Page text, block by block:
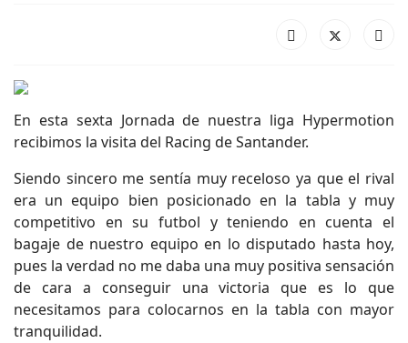
En esta sexta Jornada de nuestra liga Hypermotion
recibimos la visita del Racing de Santander.
Siendo sincero me sentía muy receloso ya que el rival
era un equipo bien posicionado en la tabla y muy
competitivo en su futbol y teniendo en cuenta el
bagaje de nuestro equipo en lo disputado hasta hoy,
pues la verdad no me daba una muy positiva sensación
de cara a conseguir una victoria que es lo que
necesitamos para colocarnos en la tabla con mayor
tranquilidad.